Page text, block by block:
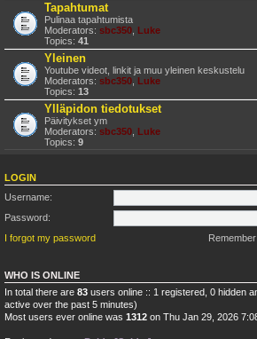
Tapahtumat
Pulinaa tapahtumista
Moderators: sbc350 Luke
Topics: 41
Yleinen
Youtube videot, linkit ja muu yleinen keskustelu
Moderators: sbc350 Luke
Topics: 13
Ylläpidon tiedotukset
Päivitykset ym
Moderators: sbc350 Luke
Topics: 9
LOGIN
Username:
Password:
I forgot my password
WHO IS ONLINE
In total there are 83 users online :: 1 registered, 0 hidden
active over the past 5 minutes)
Most users ever online was 1312 on Thu Jan 29, 2026